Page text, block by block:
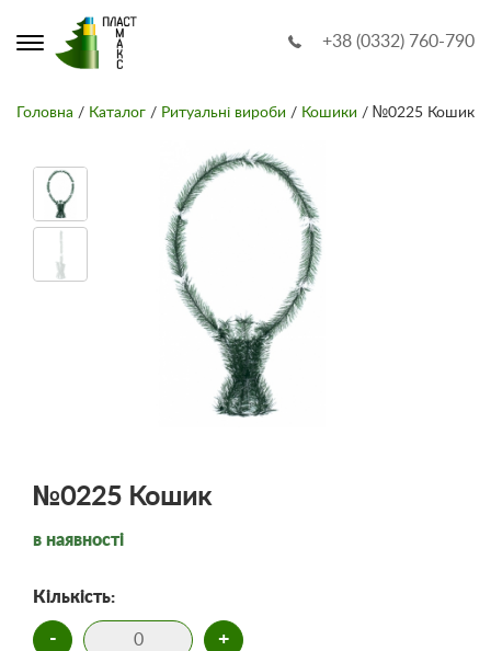
+38 (0332) 760-790
Головна / Каталог / Ритуальні вироби / Кошики / №0225 Кошик
№0225 Кошик
в наявності
Кількість:
- +